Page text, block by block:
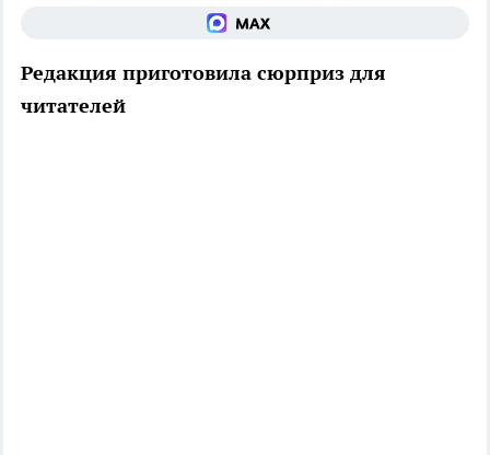
Редакция приготовила сюрприз для
читателей